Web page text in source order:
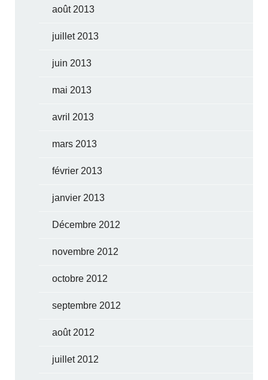
août 2013
juillet 2013
juin 2013
mai 2013
avril 2013
mars 2013
février 2013
janvier 2013
Décembre 2012
novembre 2012
octobre 2012
septembre 2012
août 2012
juillet 2012